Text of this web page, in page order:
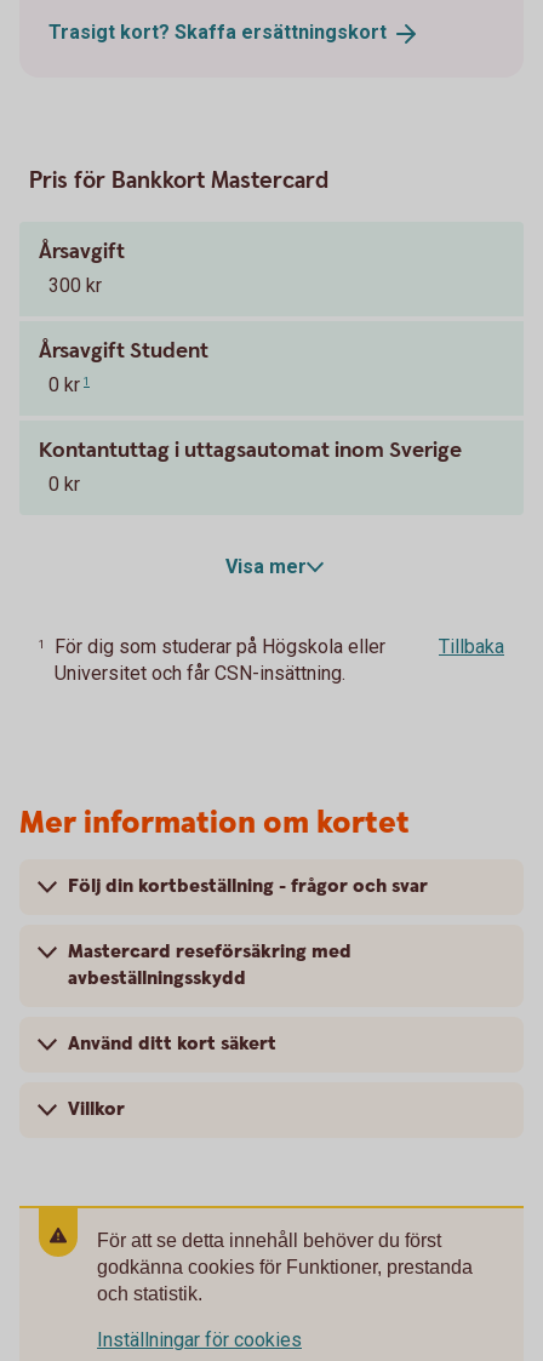
Trasigt kort? Skaffa ersättningskort
Pris för Bankkort Mastercard
Årsavgift
300 kr
Årsavgift Student
0 kr 1
Kontantuttag i uttagsautomat inom Sverige
0 kr
Visa mer
1
För dig som studerar på Högskola eller
Universitet och får CSN-insättning.
Tillbaka
Mer information om kortet
Följ din kortbeställning - frågor och svar
Mastercard reseförsäkring med
avbeställningsskydd
Använd ditt kort säkert
Villkor
För att se detta innehåll behöver du först
godkänna cookies för Funktioner, prestanda
och statistik.
Inställningar för cookies